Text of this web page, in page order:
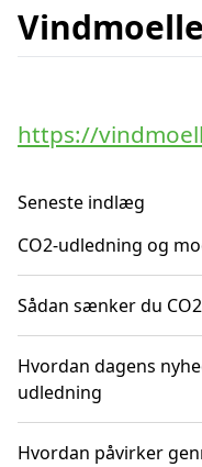
https://
Seneste indlæg
CO2-udledning og
Sådan sænker du
Hvordan dagens
udledning
Hvordan påvirker